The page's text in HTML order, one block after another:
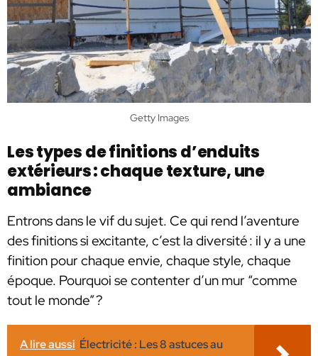
Getty Images
Les types de finitions d’enduits
extérieurs : chaque texture, une
ambiance
Entrons dans le vif du sujet. Ce qui rend l’aventure
des finitions si excitante, c’est la diversité : il y a une
finition pour chaque envie, chaque style, chaque
époque. Pourquoi se contenter d’un mur “comme
tout le monde” ?
A lire aussi Électricité : Les 8 astuces au